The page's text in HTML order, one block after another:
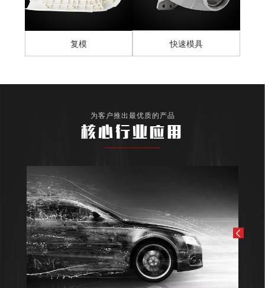
复模 快速模具
为客户推出最优质的产品
核心行业应用